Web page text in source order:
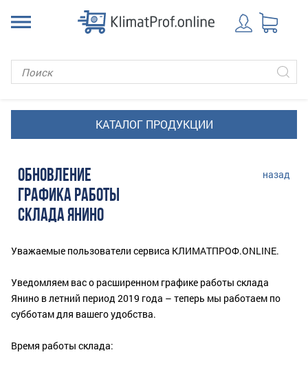
ОБНОВЛЕНИЕ
ГРАФИКА РАБОТЫ
СКЛАДА ЯНИНО
назад
Уважаемые пользователи сервиса КЛИМАТПРОФ.ONLINE.
Уведомляем вас о расширенном графике работы склада
Янино в летний период 2019 года – теперь мы работаем по
субботам для вашего удобства.
Время работы склада: